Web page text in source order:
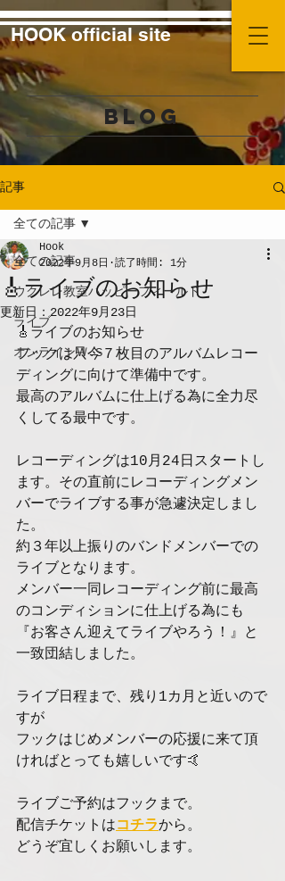
HOOK official site
BLOG
記事
全ての記事
ウクレレ教室ハッピーフィールド
ライブ
オンラインＷ.S
全ての記事
🎸ライブのお知らせ
Hook
2022年9月8日
読了時間: 1分
更新日：2022年9月23日
🎸ライブのお知らせ
フックは只今７枚目のアルバムレコー
ディングに向けて準備中です。
最高のアルバムに仕上げる為に全力尽
くしてる最中です。
レコーディングは10月24日スタートし
ます。その直前にレコーディングメン
バーでライブする事が急遽決定しまし
た。
約３年以上振りのバンドメンバーでの
ライブとなります。
メンバー一同レコーディング前に最高
のコンディションに仕上げる為にも
『お客さん迎えてライブやろう！』と
一致団結しました。
ライブ日程まで、残り1カ月と近いので
すが
フックはじめメンバーの応援に来て頂
ければとっても嬉しいです🤙
ライブご予約はフックまで。
配信チケットはコチラから。
どうぞ宜しくお願いします。